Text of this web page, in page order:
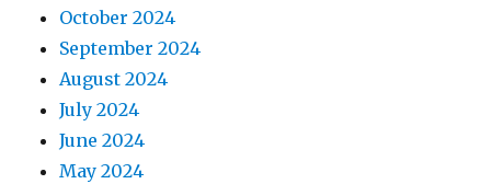
October 2024
September 2024
August 2024
July 2024
June 2024
May 2024